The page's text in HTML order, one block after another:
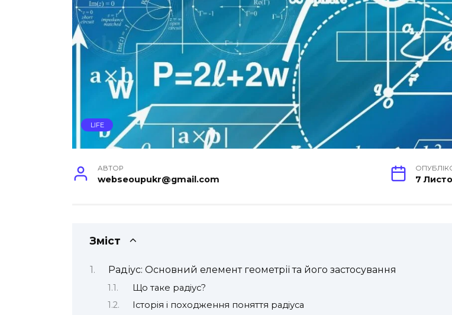
LIFE
АВТОР
webseoupukr@gmail.com 7
Зміст
Радіус: Основний елемент геометрії та його застосування
Що таке радіус?
Історія і походження поняття радіуса